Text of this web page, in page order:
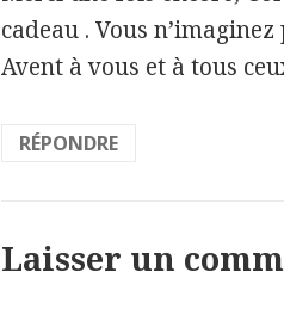
cadeau . Vous
Avent à vous et à tous
RÉPONDRE
Laisser un